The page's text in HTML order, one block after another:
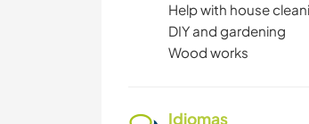
Help with house
DIY and gardening
Wood works
Idiomas